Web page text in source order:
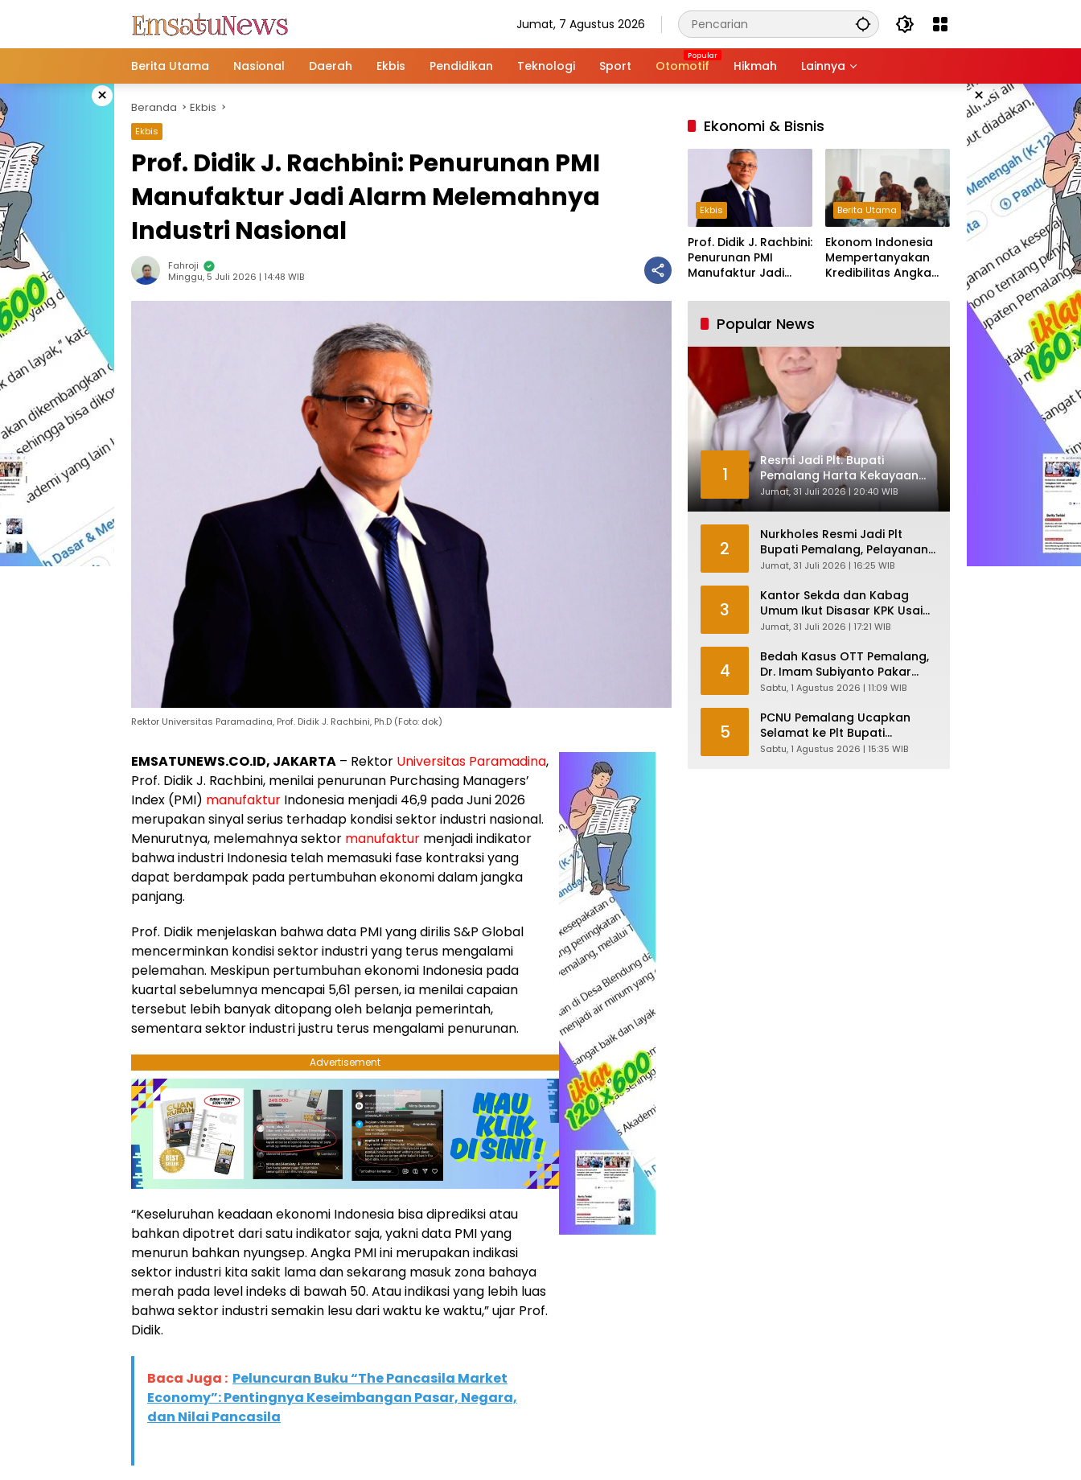
Jumat, 7 Agustus 2026
Berita Utama Nasional Daerah Ekbis Pendidikan Teknologi Sport Otomotif Hikmah Lainnya
× ×
Beranda Ekbis
Ekbis
Prof. Didik J. Rachbini: Penurunan PMI
Manufaktur Jadi Alarm Melemahnya
Industri Nasional
Fahroji
Minggu, 5 Juli 2026 | 14:48 WIB
Rektor Universitas Paramadina, Prof. Didik J. Rachbini, Ph.D (Foto: dok)
EMSATUNEWS.CO.ID, JAKARTA – Rektor Universitas Paramadina,
Prof. Didik J. Rachbini, menilai penurunan Purchasing Managers’
Index (PMI) manufaktur Indonesia menjadi 46,9 pada Juni 2026
merupakan sinyal serius terhadap kondisi sektor industri nasional.
Menurutnya, melemahnya sektor manufaktur menjadi indikator
bahwa industri Indonesia telah memasuki fase kontraksi yang
dapat berdampak pada pertumbuhan ekonomi dalam jangka
panjang.
Prof. Didik menjelaskan bahwa data PMI yang dirilis S&P Global
mencerminkan kondisi sektor industri yang terus mengalami
pelemahan. Meskipun pertumbuhan ekonomi Indonesia pada
kuartal sebelumnya mencapai 5,61 persen, ia menilai capaian
tersebut lebih banyak ditopang oleh belanja pemerintah,
sementara sektor industri justru terus mengalami penurunan.
Advertisement
“Keseluruhan keadaan ekonomi Indonesia bisa diprediksi atau
bahkan dipotret dari satu indikator saja, yakni data PMI yang
menurun bahkan nyungsep. Angka PMI ini merupakan indikasi
sektor industri kita sakit lama dan sekarang masuk zona bahaya
merah pada level indeks di bawah 50. Atau indikasi yang lebih luas
bahwa sektor industri semakin lesu dari waktu ke waktu,” ujar Prof.
Didik.
Baca Juga : Peluncuran Buku “The Pancasila Market
Economy”: Pentingnya Keseimbangan Pasar, Negara,
dan Nilai Pancasila
Ekonomi & Bisnis
Ekbis
Prof. Didik J. Rachbini:
Penurunan PMI
Manufaktur Jadi
Industri Nasional
Berita Utama
Ekonom Indonesia
Mempertanyakan
Kredibilitas Angka
Tumbuh Tapi Rapuh
Popular News
1
Resmi Jadi Plt. Bupati
Pemalang Harta Kekayaan
Nurkholes Sentuh Rp 12 Miliar
Jumat, 31 Juli 2026 | 20:40 WIB
2
Nurkholes Resmi Jadi Plt
Bupati Pemalang, Pelayanan
Publik Dijamin Tetap Lancar
Jumat, 31 Juli 2026 | 16:25 WIB
3
Kantor Sekda dan Kabag
Umum Ikut Disasar KPK Usai
Geledah Kantor Bupati
Jumat, 31 Juli 2026 | 17:21 WIB
4
Bedah Kasus OTT Pemalang,
Dr. Imam Subiyanto Pakar
Hukum Ungkap Teori
Sabtu, 1 Agustus 2026 | 11:09 WIB
5
PCNU Pemalang Ucapkan
Selamat ke Plt Bupati
Nurkholes: Pemimpin Adalah
Sabtu, 1 Agustus 2026 | 15:35 WIB